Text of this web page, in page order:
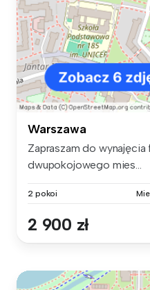
Warszawa
Zapraszam do wynajęcia
dwupokojowego mies...
2 pokoi
2 900 zł